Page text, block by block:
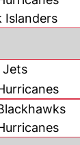
Islanders
Jets